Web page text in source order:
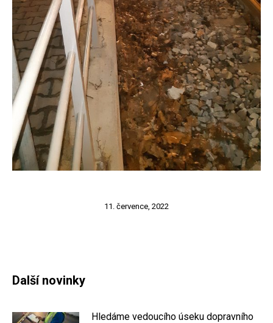
11. července, 2022
Další novinky
Hledáme vedoucího úseku dopravního